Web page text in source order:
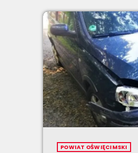
POWIAT OŚWIĘCIMSKI